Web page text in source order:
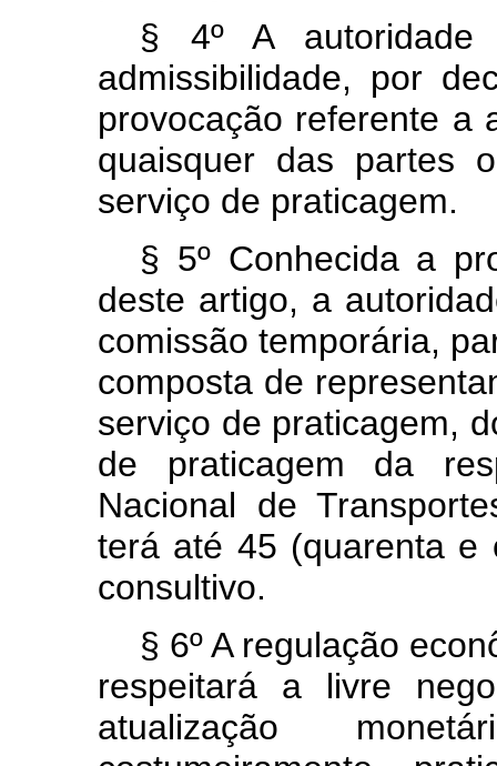
§ 4º A autoridade
admissibilidade, por
provocação referente a
quaisquer das partes
serviço de praticagem.
§ 5º Conhecida a
deste artigo, a
comissão temporária,
composta de
serviço de praticagem,
de praticagem da
Nacional de
terá até 45 (quarenta e
consultivo.
§ 6º A regulação
respeitará a livre
atualização